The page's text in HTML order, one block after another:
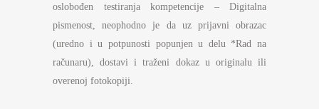
oslobođen testiranja kompetencije – Digitalna
pismenost, neophodno je da uz prijavni obrazac
(uredno i u potpunosti popunjen u delu *Rad na
računaru), dostavi i traženi dokaz u originalu ili
overenoj fotokopiji.